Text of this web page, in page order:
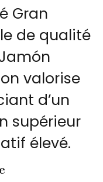
Gran
de qualité
valorise
d’un
supérieur
élevé.